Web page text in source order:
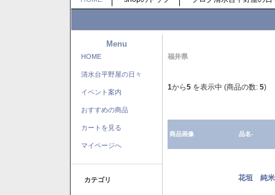
Menu
HOME
清水台平野屋の日々
イベント案内
おすすめの商品
カートを見る
マイページへ
カテゴリ
福井県
1から5 を表示中 (商品の数: 5)
商品画像 品名-
花垣 純